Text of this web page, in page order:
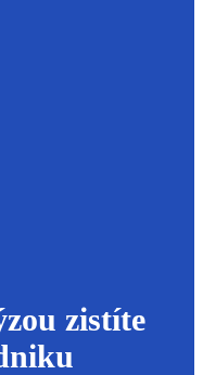
zistíte